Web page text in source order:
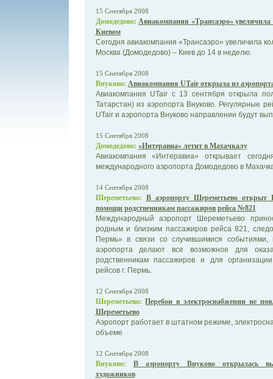
15 Сентября 2008
Домодедово: Авиакомпания «Трансаэро»
Киевом
Сегодня авиакомпания «Трансаэро» увеличила
Москва (Домодедово) – Киев до 14 в неделю.
15 Сентября 2008
Внуково: Авиакомпания UTair открыла из
Авиакомпания UTair с 13 сентября открыла
Татарстан) из аэропорта Внуково. Регулярные
UTair и аэропорта Внуково направлении будут
15 Сентября 2008
Домодедово: «Интеравиа» летит в Махачкалу
Авиакомпания «Интеравиа» открывает
международного аэропорта Домодедово в
14 Сентября 2008
Шереметьево: В аэропорту Шереметьево открыт
помощи родственникам пассажиров рейса №821
Международный аэропорт Шереметьево
родным и близким пассажиров рейса 821,
Пермь» в связи со случившимися событиями,
аэропорта делают все возможное для
родственникам пассажиров и для
рейсов г. Пермь.
12 Сентября 2008
Шереметьево: Перебои в электроснабжении не
Шереметьево
Аэропорт работает в штатном режиме,
объеме
12 Сентября 2008
Внуково:
В аэропорту Внуково открылась
художников